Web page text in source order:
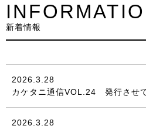
新着情報
2026.3.28
カケタニ通信VOL.24 発行させ
2026.3.28